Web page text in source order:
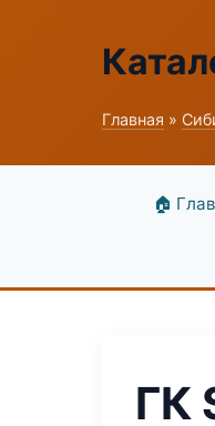
Главная »
🏠
ГК